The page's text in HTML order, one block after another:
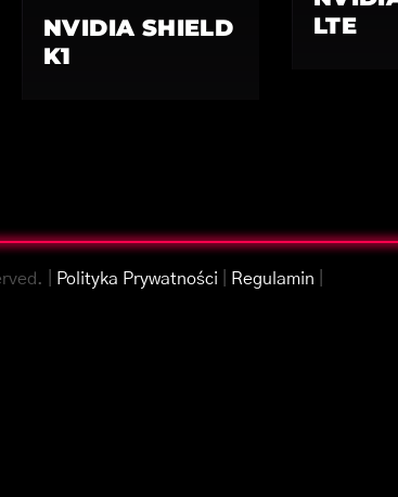
NVIDIA SHIELD
K1
LTE
| Polityka Prywatności Regulamin